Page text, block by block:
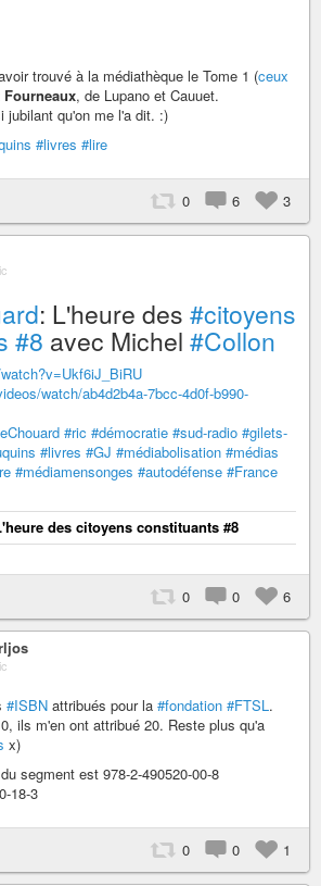
trouvé à la médiathèque le Tome 1 (ceux
, de Lupano et Cauuet.
jubilant qu'on me l'a dit. :)
#livres #lire
0 6 3
: L'heure des #citoyens
#8 avec Michel #Collon
watch/ab4d2b4a-7bcc-4d0f-b990-
#ric #démocratie #sud-radio #gilets-
#livres #GJ #médiabolisation #médias
#médiamensonges #autodéfense #France
des citoyens constituants #8
0 0 6
#ISBN attribués pour la #fondation #FTSL.
ils m'en ont attribué 20. Reste plus qu'a
x)
du segment est 978-2-490520-00-8
18-3
0 0 1